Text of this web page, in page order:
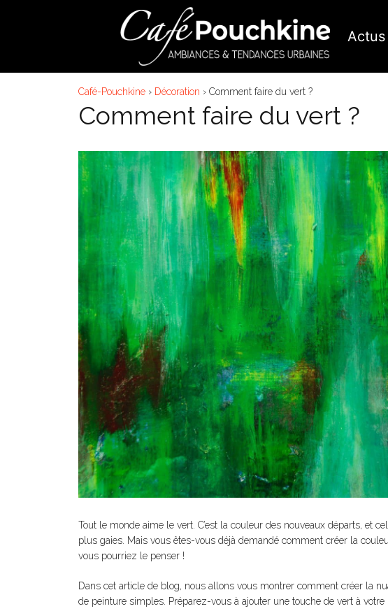
Actus
Café-Pouchkine › Décoration › Comment faire du vert ?
Comment faire du vert ?
Tout le monde aime le vert. C’est la couleur des nouveaux départs, et
plus gaies. Mais vous êtes-vous déjà demandé comment créer la
vous pourriez le penser !
Dans cet article de blog, nous allons vous montrer comment créer la
de peinture simples. Préparez-vous à ajouter une touche de vert à votre